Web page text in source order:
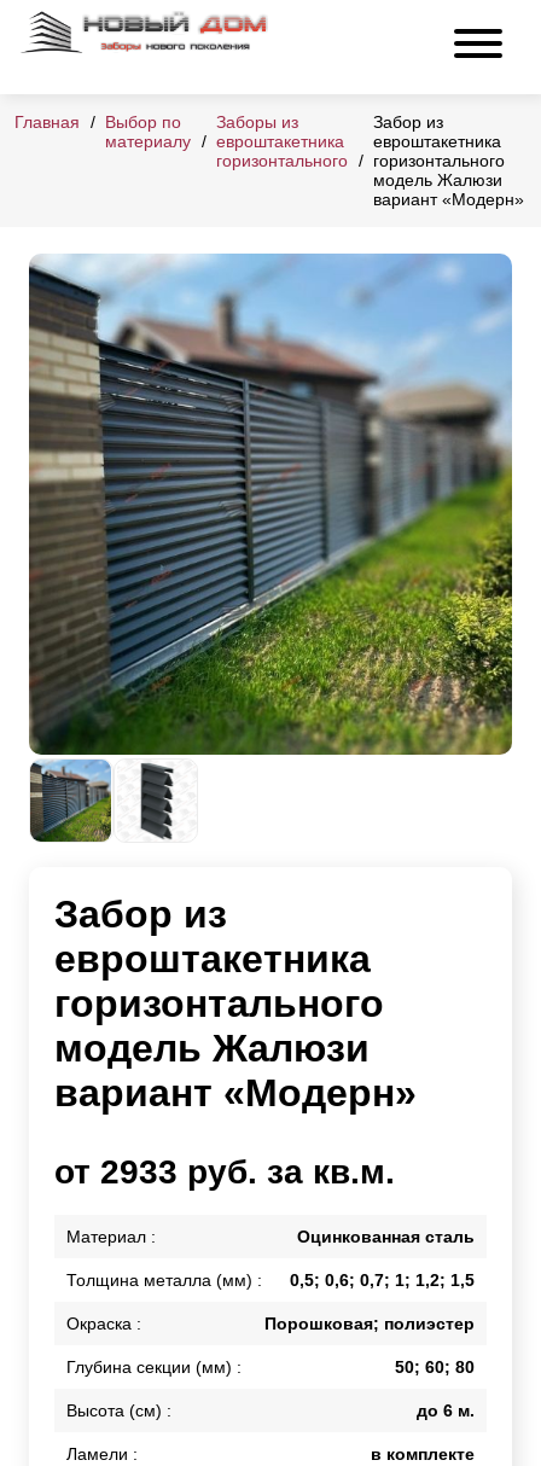
Главная
Выбор по
материалу
Заборы из
евроштакетника
горизонтального
Забор из
евроштакетника
горизонтального
модель Жалюзи
вариант «Модерн»
Забор из
евроштакетника
горизонтального
модель Жалюзи
вариант «Модерн»
от 2933 руб. за кв.м.
Материал : Оцинкованная сталь
Толщина металла (мм) : 0,5; 0,6; 0,7; 1; 1,2; 1,5
Окраска : Порошковая; полиэстер
Глубина секции (мм) : 50; 60; 80
Высота (см) : до 6 м.
Ламели : в комплекте